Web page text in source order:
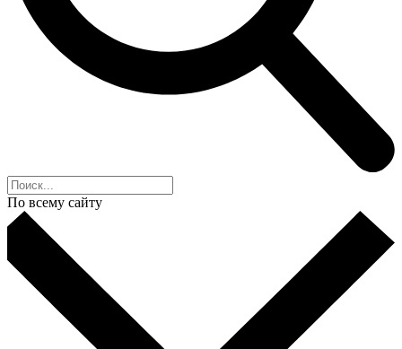
По всему сайту